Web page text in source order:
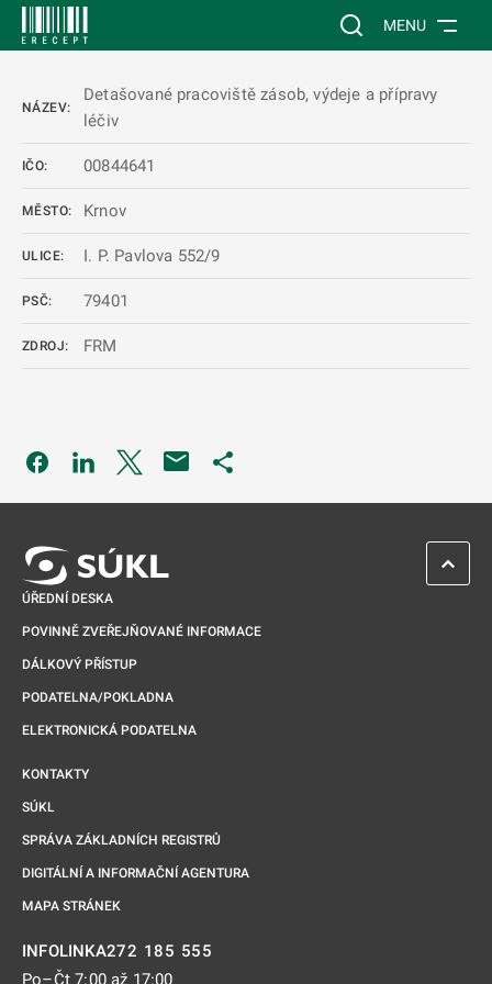
Vyhledávání na
MENU
NÁZEV:
Detašované pracoviště zásob, výdeje a přípravy
léčiv
IČO: 00844641
MĚSTO: Krnov
ULICE: I. P. Pavlova 552/9
PSČ: 79401
ZDROJ: FRM
Odkaz se otevře na nové kartě
Odkaz se otevře na nové kartě
Odkaz se otevře na nové kartě
ÚŘEDNÍ DESKA
POVINNĚ ZVEŘEJŇOVANÉ INFORMACE
DÁLKOVÝ PŘÍSTUP
PODATELNA/POKLADNA
ELEKTRONICKÁ PODATELNA
KONTAKTY
SÚKL
SPRÁVA ZÁKLADNÍCH REGISTRŮ
DIGITÁLNÍ A INFORMAČNÍ AGENTURA
MAPA STRÁNEK
INFOLINKA272 185 555
Po–Čt 7:00 až 17:00
ZPĚT